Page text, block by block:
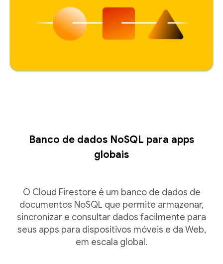
Banco de dados NoSQL para apps
globais
O Cloud Firestore é um banco de dados de
documentos NoSQL que permite armazenar,
sincronizar e consultar dados facilmente para
seus apps para dispositivos móveis e da Web,
em escala global.